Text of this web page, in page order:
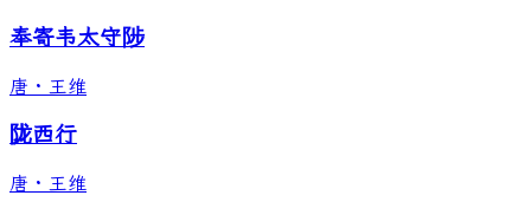
奉寄韦太守陟
唐 · 王维
陇西行
唐 · 王维